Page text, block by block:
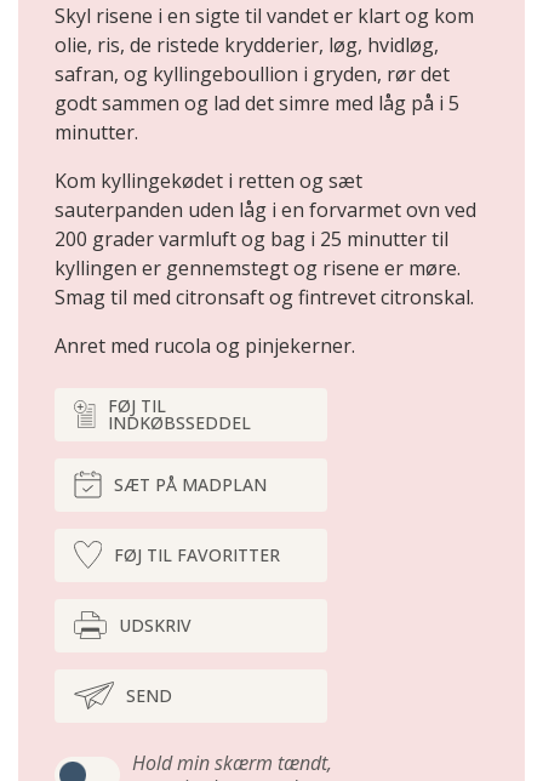
Skyl risene i en sigte til vandet er klart og kom
olie, ris, de ristede krydderier, løg, hvidløg,
safran, og kyllingeboullion i gryden, rør det
godt sammen og lad det simre med låg på i 5
minutter.
Kom kyllingekødet i retten og sæt
sauterpanden uden låg i en forvarmet ovn ved
200 grader varmluft og bag i 25 minutter til
kyllingen er gennemstegt og risene er møre.
Smag til med citronsaft og fintrevet citronskal.
Anret med rucola og pinjekerner.
FØJ TIL
INDKØBSSEDDEL
SÆT PÅ MADPLAN
FØJ TIL FAVORITTER
UDSKRIV
SEND
Hold min skærm tændt,